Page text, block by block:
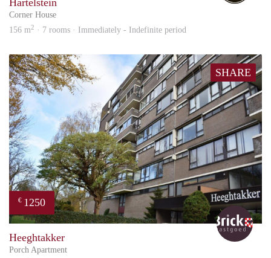
Corner House
156 m2 · 7 rooms · Immediately - Indefinite period
SHARE
€ 1250
Brick
Heeghtakker
Porch Apartment